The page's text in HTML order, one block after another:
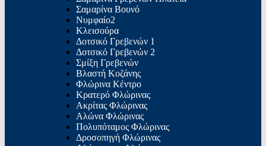
Σαμαρίνα Βουνό
Νυμφαίο2
Κλεισούρα
Δοτσικό Γρεβενών 1
Δοτσικό Γρεβενών 2
Σμίξη Γρεβενών
Βλαστή Κοζάνης
Φλώρινα Κέντρο
Κρατερό Φλώρινας
Ακρίτας Φλώρινας
Αλώνα Φλώρινας
Πολυπόταμος Φλώρινας
Δροσοπηγή Φλώρινας